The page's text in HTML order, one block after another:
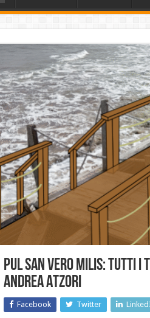
PUL SAN VERO MILIS: TUTTI I
ANDREA ATZORI
Facebook Twitter